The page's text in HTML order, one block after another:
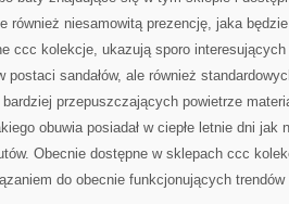
również niesamowitą prezencję, jaka
ccc kolekcje, ukazują sporo
postaci sandałów, ale również
przepuszczających powietrze
obuwia posiadał w ciepłe letnie dni
Obecnie dostępne w sklepach ccc
do obecnie funkcjonujących trendów